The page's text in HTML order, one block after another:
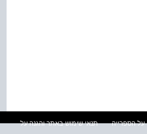
על הספרייה
תנאי שימוש באתר והגנה על